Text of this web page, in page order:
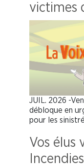
victimes
JUIL. 2026 -
débloque en
pour les
Vos élus